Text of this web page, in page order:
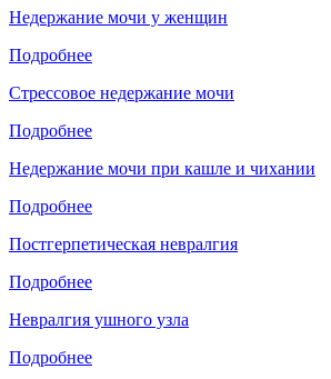
Недержание мочи у женщин
Подробнее
Стрессовое недержание мочи
Подробнее
Недержание мочи при кашле и чихании
Подробнее
Постгерпетическая невралгия
Подробнее
Невралгия ушного узла
Подробнее